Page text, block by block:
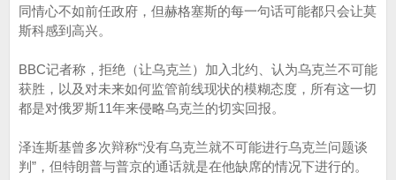
同情心不如前任政府，但赫格塞斯的每一句话可能都只会让莫
斯科感到高兴。
BBC记者称，拒绝（让乌克兰）加入北约、认为乌克兰不可能
获胜，以及对未来如何监管前线现状的模糊态度，所有这一切
都是对俄罗斯11年来侵略乌克兰的切实回报。
泽连斯基曾多次辩称“没有乌克兰就不可能进行乌克兰问题谈
判”，但特朗普与普京的通话就是在他缺席的情况下进行的。